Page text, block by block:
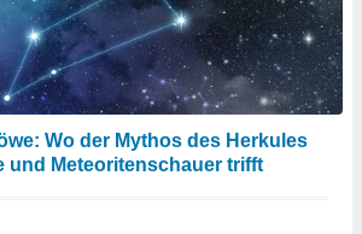
Wo der Mythos des Herkules
und Meteoritenschauer trifft